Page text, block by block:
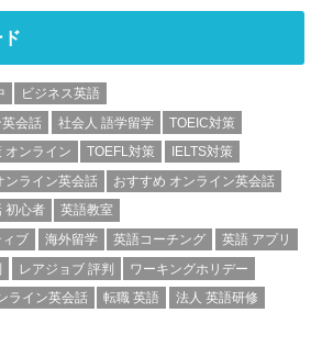
ビジネス英語
会話
社会人 語学留学
TOEIC対策
オンライン TOEFL対策
IELTS対策
ンライン英会話
おすすめ オンライン英会話
初心者
英語教室
ブ
海外留学 英語コーチング
英語 アプリ
レアジョブ 評判
ワーキングホリデー
ライン英会話 転職 英語 法人 英語研修